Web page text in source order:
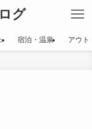
グ
宿泊・温泉 アウト